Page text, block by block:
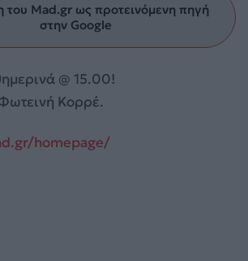
του Mad.gr ως προτεινόμενη πηγή
στην Google
@ 15.00!
Κορρέ.
homepage/